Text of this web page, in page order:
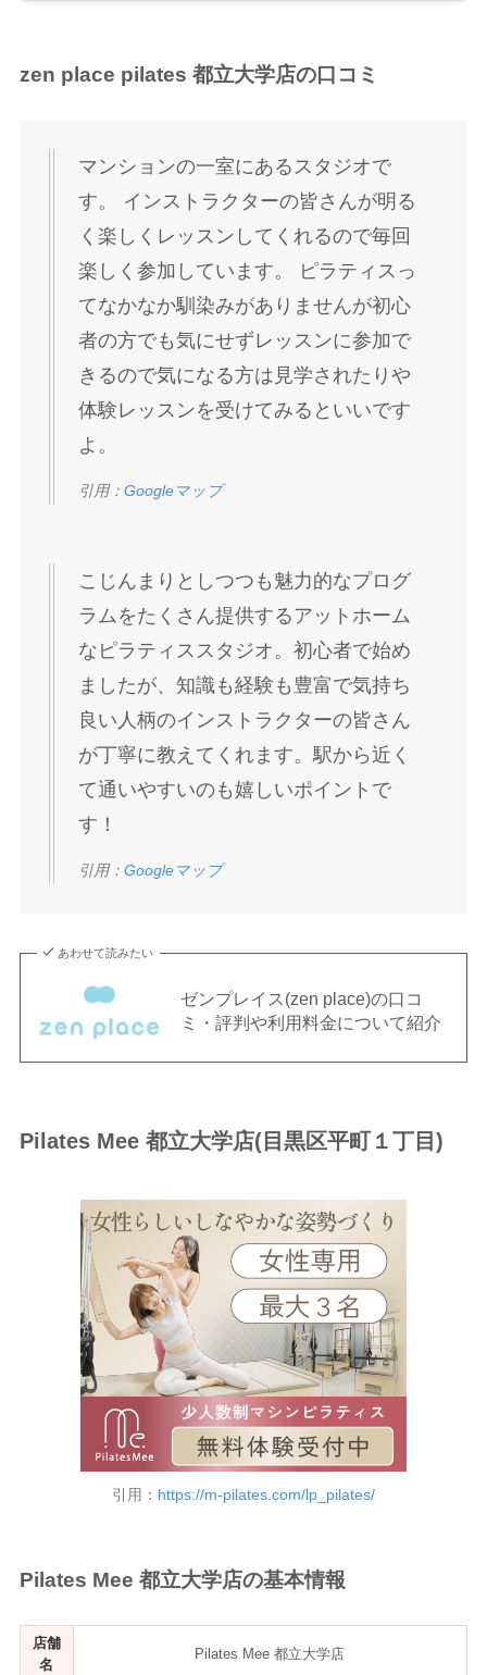
zen place pilates 都立大学店の口コミ
マンションの一室にあるスタジオで
す。 インストラクターの皆さんが明る
く楽しくレッスンしてくれるので毎回
楽しく参加しています。 ピラティスっ
てなかなか馴染みがありませんが初心
者の方でも気にせずレッスンに参加で
きるので気になる方は見学されたりや
体験レッスンを受けてみるといいです
よ。
引用： Googleマップ
こじんまりとしつつも魅力的なプログ
ラムをたくさん提供するアットホーム
なピラティススタジオ。初心者で始め
ましたが、知識も経験も豊富で気持ち
良い人柄のインストラクターの皆さん
が丁寧に教えてくれます。駅から近く
て通いやすいのも嬉しいポイントで
す！
引用： Googleマップ
あわせて読みたい
ゼンプレイス(zen place)の口コ
ミ・評判や利用料金について紹介
Pilates Mee 都立大学店(目黒区平町１丁目)
引用： https://m-pilates.com/lp_pilates/
Pilates Mee 都立大学店の基本情報
店舗
名
Pilates Mee 都立大学店